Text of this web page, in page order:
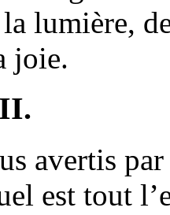
lumière,
joie.
avertis par
est tout